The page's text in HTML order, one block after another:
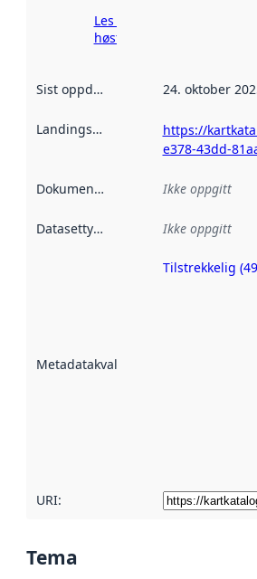
Les mer om
høsting her
Sist oppdatert 24. oktober
Landingsside
https://
e378-43dd-
Dokumentasjon Ikke oppgitt
Datasettype Ikke oppgitt
Metadatakvalitet
Metadatakvalitet
Tilstrekkelig
URI:
Tema